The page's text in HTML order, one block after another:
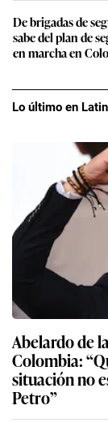
De brigadas de
sabe del plan de
en marcha en
Lo último en
Abelardo de
Colombia:
situación no
Petro”